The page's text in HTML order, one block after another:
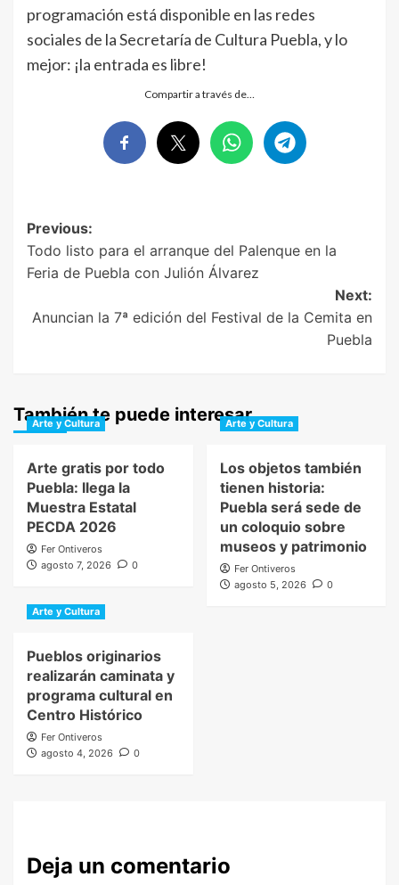
programación está disponible en las redes
sociales de la Secretaría de Cultura Puebla, y lo
mejor: ¡la entrada es libre!
Compartir a través de…
Post
navigation
Previous:
Todo listo para el arranque del Palenque en la
Feria de Puebla con Julión Álvarez
Next:
Anuncian la 7ª edición del Festival de la Cemita en
Puebla
También te puede interesar
Arte y Cultura
Arte gratis por todo
Puebla: llega la
Muestra Estatal
PECDA 2026
Fer Ontiveros
agosto 7, 2026
0
Arte y Cultura
Los objetos también
tienen historia:
Puebla será sede de
un coloquio sobre
museos y patrimonio
Fer Ontiveros
agosto 5, 2026
0
Arte y Cultura
Pueblos originarios
realizarán caminata y
programa cultural en
Centro Histórico
Fer Ontiveros
agosto 4, 2026
0
Deja un comentario